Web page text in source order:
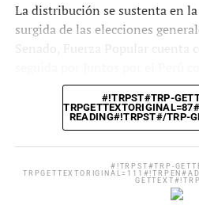
La distribución se sustenta en
surgida de las elecciones
Senado, Fuerza Popular cuenta
Popular con 8, Partido del Buen
Cívico Obras con 5 y Ahora
de Diputados, Fuerza Popular
curules, Juntos por el Perú 32,
18, Renovación Popular 15,
Ahora Nación 10. Ninguna
absoluta, por lo que los
#!TRPST#TRP-
READING#!TRPST#/TRP-
#!TRPST#TRP-